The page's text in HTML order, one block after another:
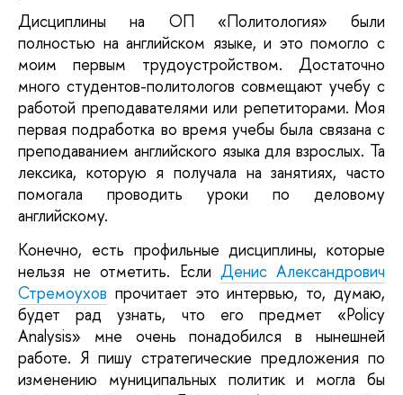
Дисциплины на ОП «Политология» были
полностью на английском языке, и это помогло с
моим первым трудоустройством. Достаточно
много студентов-политологов совмещают учебу с
работой преподавателями или репетиторами. Моя
первая подработка во время учебы была связана с
преподаванием английского языка для взрослых. Та
лексика, которую я получала на занятиях, часто
помогала проводить уроки по деловому
английскому.
Конечно, есть профильные дисциплины, которые
нельзя не отметить. Если Денис Александрович
Стремоухов прочитает это интервью, то, думаю,
будет рад узнать, что его предмет «Policy
Analysis» мне очень понадобился в нынешней
работе. Я пишу стратегические предложения по
изменению муниципальных политик и могла бы